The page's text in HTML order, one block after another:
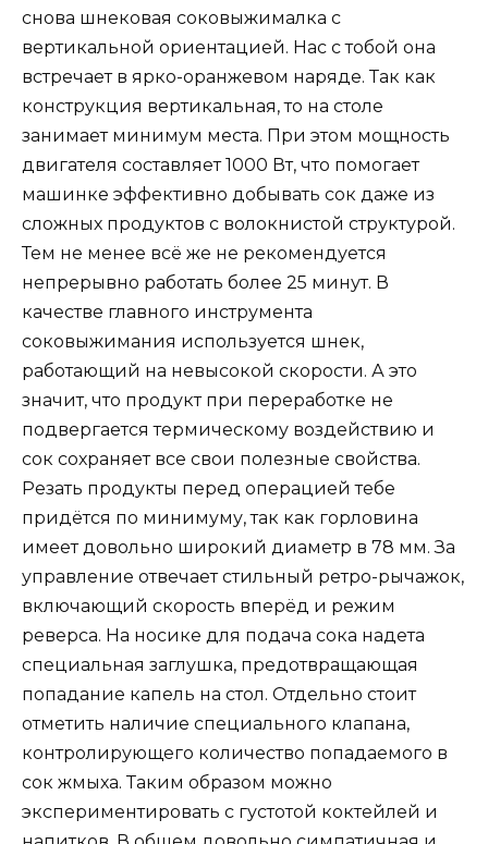
снова шнековая соковыжималка с
вертикальной ориентацией. Нас с тобой она
встречает в ярко-оранжевом наряде. Так как
конструкция вертикальная, то на столе
занимает минимум места. При этом мощность
двигателя составляет 1000 Вт, что помогает
машинке эффективно добывать сок даже из
сложных продуктов с волокнистой структурой.
Тем не менее всё же не рекомендуется
непрерывно работать более 25 минут. В
качестве главного инструмента
соковыжимания используется шнек,
работающий на невысокой скорости. А это
значит, что продукт при переработке не
подвергается термическому воздействию и
сок сохраняет все свои полезные свойства.
Резать продукты перед операцией тебе
придётся по минимуму, так как горловина
имеет довольно широкий диаметр в 78 мм. За
управление отвечает стильный ретро-рычажок,
включающий скорость вперёд и режим
реверса. На носике для подача сока надета
специальная заглушка, предотвращающая
попадание капель на стол. Отдельно стоит
отметить наличие специального клапана,
контролирующего количество попадаемого в
сок жмыха. Таким образом можно
экспериментировать с густотой коктейлей и